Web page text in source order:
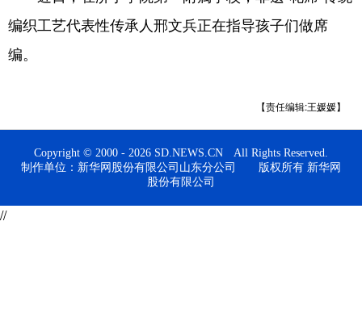
悦读 公益 书画 一带一路
首页 山东新闻 图片 专题·访谈
文旅 社会民生
编织工艺代表性传承人邢文兵正在指导孩子们做席
编。
【责任编辑:王媛媛】
Copyright © 2000 - 2026 SD.NEWS.CN All Rights Reserved.
制作单位：新华网股份有限公司山东分公司 版权所有 新华网
股份有限公司
//